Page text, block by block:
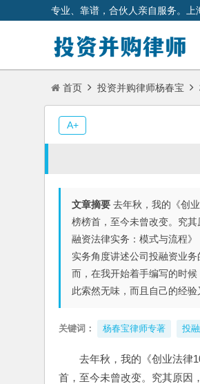
专业、靠谱，合伙人亲自服务。
首页 投资并购律师杨春宝
文章摘要 去年秋，我的《创
榜榜首，至今未曾改变。究
融资法律实务：模式与流程
实务角度讲述公司投融资业
而，在我开始着手编写的时
此索然无味，而且自己的经验
关键词： 杨春宝律师专著 投
去年秋，我的《创业法律
首，至今未曾改变。究其原因
A+